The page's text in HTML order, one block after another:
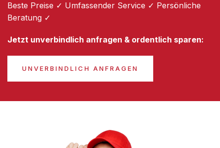
Beste Preise ✓ Umfassender Service ✓ Persönliche
Beratung ✓
Jetzt unverbindlich anfragen & ordentlich sparen:
UNVERBINDLICH ANFRAGEN